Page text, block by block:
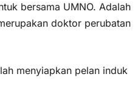
bersama UMNO. Adalah
doktor perubatan
menyiapkan pelan induk